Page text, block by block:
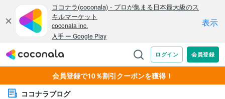
会員登録で10％割引クーポンを獲得！
ココナラブログ